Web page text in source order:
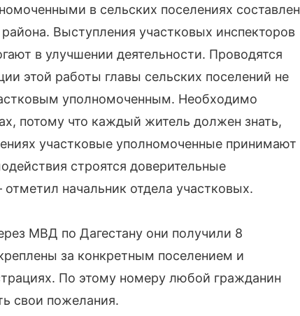
в сельских поселениях составлен
Выступления участковых инспекторов
в улучшении деятельности. Проводятся
этой работы главы сельских поселений не
уполномоченным. Необходимо
потому что каждый житель должен знать,
участковые уполномоченные принимают
строятся доверительные
начальник отдела участковых.
МВД по Дагестану они получили 8
за конкретным поселением и
По этому номеру любой гражданин
свои пожелания.